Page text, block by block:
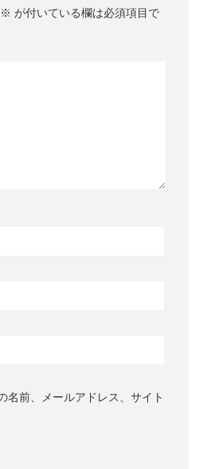
※ が付いている欄は必須項目で
名前、メールアドレス、サイト